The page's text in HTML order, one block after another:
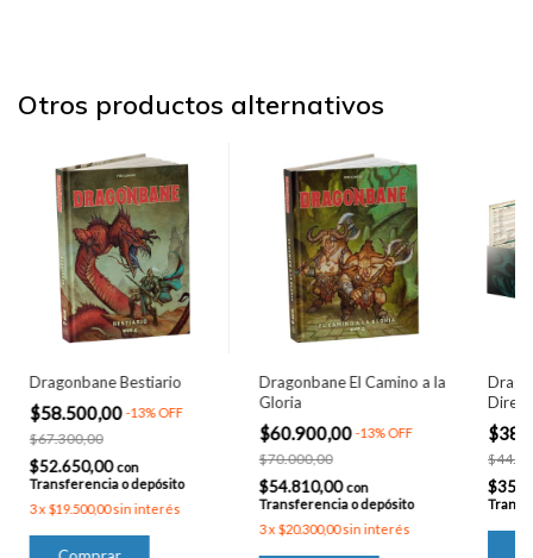
Otros productos alternativos
Dragonbane Bestiario
$58.500,00-13%OFF
$67.300,00
$52.650,00con
Transferencia o depósito
3x $19.500,00sin interés
Dragonbane El Camino a la
Gloria
$60.900,00-13%OFF
$70.000,00
$54.810,00con
Transferencia o depósito
3x $20.300,00sin interés